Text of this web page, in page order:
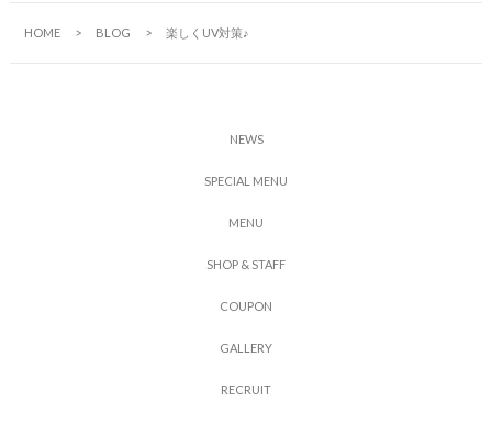
HOME BLOG 楽しくUV対策♪
NEWS
SPECIAL MENU
MENU
SHOP & STAFF
COUPON
GAL L ERY
RECRUIT